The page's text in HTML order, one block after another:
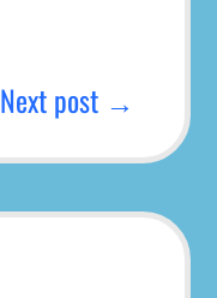
Next post →